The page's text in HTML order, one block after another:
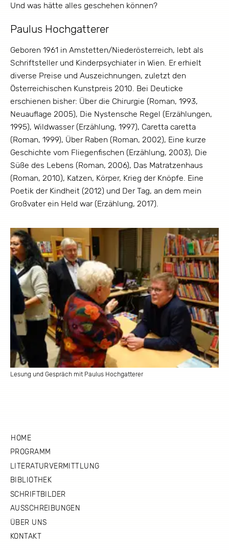
Lesung und Gespräch mit Paulus Hochgatterer
Und was hätte alles geschehen können?
Paulus Hochgatterer
Geboren 1961 in Amstetten/Niederösterreich, lebt als
Schriftsteller und Kinderpsychiater in Wien. Er erhielt
diverse Preise und Auszeichnungen, zuletzt den
Österreichischen Kunstpreis 2010. Bei Deuticke
erschienen bisher: Über die Chirurgie (Roman, 1993,
Neuauflage 2005), Die Nystensche Regel (Erzählungen,
1995), Wildwasser (Erzählung, 1997), Caretta caretta
(Roman, 1999), Über Raben (Roman, 2002), Eine kurze
Geschichte vom Fliegenfischen (Erzählung, 2003), Die
Süße des Lebens (Roman, 2006), Das Matratzenhaus
(Roman, 2010), Katzen, Körper, Krieg der Knöpfe. Eine
Poetik der Kindheit (2012) und Der Tag, an dem mein
Großvater ein Held war (Erzählung, 2017).
HOME
PROGRAMM
LITERATURVERMITTLUNG
BIBLIOTHEK
SCHRIFTBILDER
AUSSCHREIBUNGEN
ÜBER UNS
KONTAKT